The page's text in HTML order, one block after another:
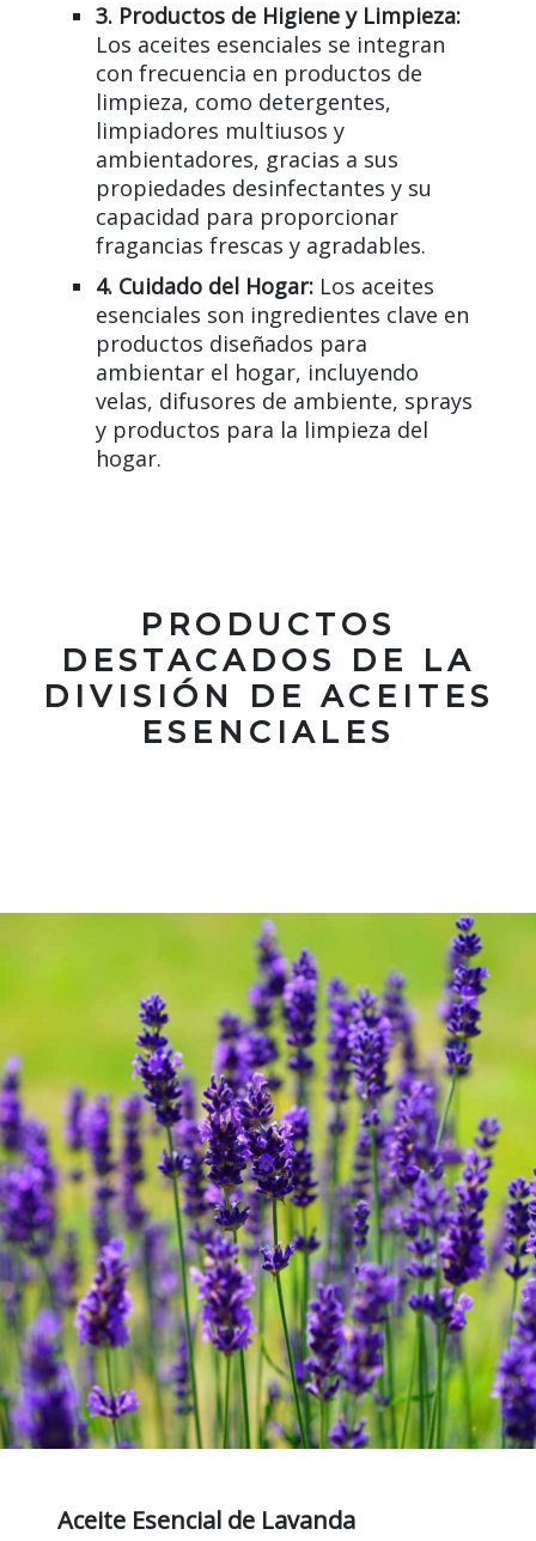
3. Productos de Higiene y Limpieza:
Los aceites esenciales se integran
con frecuencia en productos de
limpieza, como detergentes,
limpiadores multiusos y
ambientadores, gracias a sus
propiedades desinfectantes y su
capacidad para proporcionar
fragancias frescas y agradables.
4. Cuidado del Hogar: Los aceites
esenciales son ingredientes clave en
productos diseñados para
ambientar el hogar, incluyendo
velas, difusores de ambiente, sprays
y productos para la limpieza del
hogar.
PRODUCTOS
DESTACADOS DE LA
DIVISIÓN DE ACEITES
ESENCIALES
Aceite Esencial de Lavanda